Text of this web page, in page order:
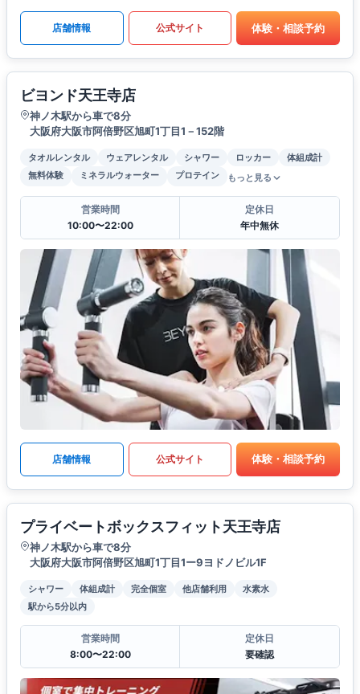
店舗情報 公式サイト 体験・相談予約
ビヨンド天王寺店
神ノ木駅から車で8分
大阪府大阪市阿倍野区旭町1丁目1－152階
タオルレンタル ウェアレンタル シャワー ロッカー
体組成計
無料体験
ミネラルウォーター プロテイン もっと見る
営業時間
10:00〜22:00
定休日
年中無休
店舗情報 公式サイト 体験・相談予約
プライベートボックスフィット天王寺店
神ノ木駅から車で8分
大阪府大阪市阿倍野区旭町1丁目1ー9ヨドノビル1F
シャワー 体組成計 完全個室 他店舗利用
水素水
駅から5分以内
営業時間
8:00〜22:00
定休日
要確認